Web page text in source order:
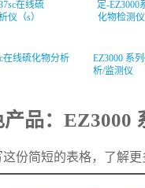
在线硫化物分析
EZ3000 系
析/监测仪
产品：EZ3000
份简短的表格，了解更